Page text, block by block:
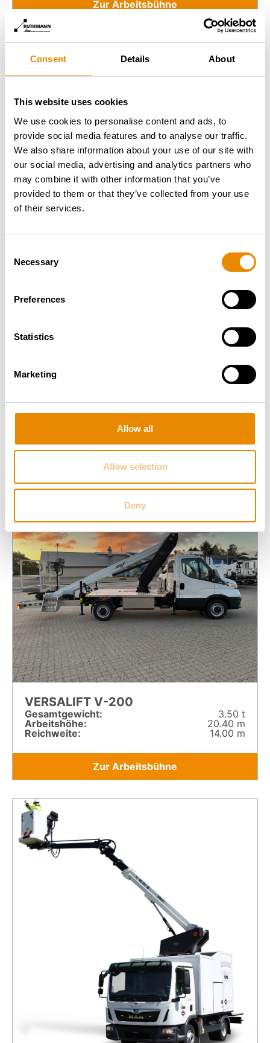
Consent Details About
This website uses cookies
We use cookies to personalise content and ads, to
provide social media features and to analyse our traffic.
We also share information about your use of our site with
our social media, advertising and analytics partners who
may combine it with other information that you’ve
provided to them or that they’ve collected from your use
of their services.
Selection
Necessary
Preferences
Statistics
Marketing
Allow all
Allow selection
Deny
Zur Arbeitsbühne
Gesamt­gewicht:
2.99 t
Arbeitshöhe:
22.00 m
VERSALIFT V-200
Gesamt­gewicht:
3.50 t
Arbeitshöhe:
20.40 m
Reichweite:
14.00 m
Zur Arbeitsbühne